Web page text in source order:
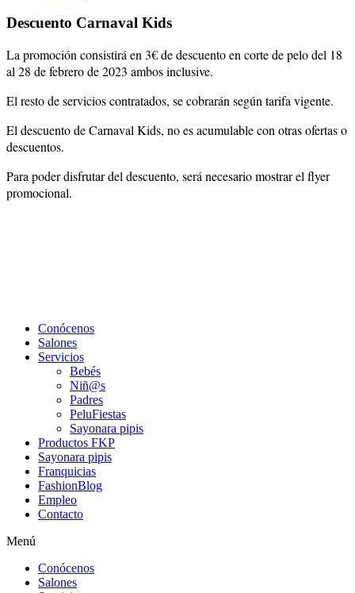
Descuento Carnaval Kids
La promoción consistirá en 3€ de descuento en corte de pelo del 18
al 28 de febrero de 2023 ambos inclusive.
El resto de servicios contratados, se cobrarán según tarifa vigente.
El descuento de Carnaval Kids, no es acumulable con otras ofertas o
descuentos.
Para poder disfrutar del descuento, será necesario mostrar el flyer
promocional.
Conócenos
Salones
Servicios
Bebés
Niñ@s
Padres
PeluFiestas
Sayonara pipis
Productos FKP
Sayonara pipis
Franquicias
FashionBlog
Empleo
Contacto
Menú
Conócenos
Salones